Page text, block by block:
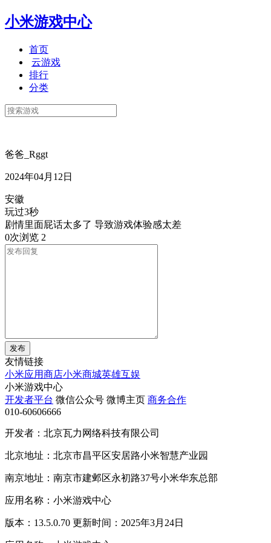
小米游戏中心
首页
云游戏
排行
分类
爸爸_Rggt
2024年04月12日
安徽
玩过3秒
剧情里面屁话太多了 导致游戏体验感太差
0次浏览 2
发布
友情链接
小米应用商店小米商城英雄互娱
小米游戏中心
开发者平台 微信公众号 微博主页 商务合作
010-60606666
开发者：北京瓦力网络科技有限公司
北京地址：北京市昌平区安居路小米智慧产业园
南京地址：南京市建邺区永初路37号小米华东总部
应用名称：小米游戏中心
版本：13.5.0.70 更新时间：2025年3月24日